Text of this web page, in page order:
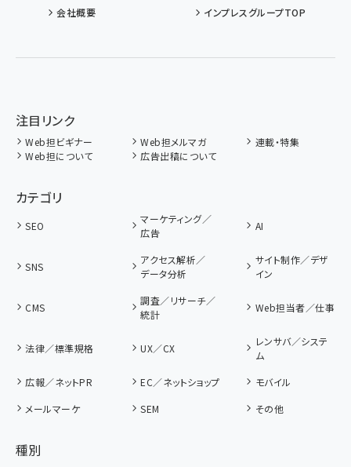
会社概要
インプレスグループTOP
注目リンク
Web担ビギナー Web担メルマガ
連載・特集
Web担について
広告出稿について
カテゴリ
SEO
マーケティング／
広告
AI
SNS
アクセス解析／
データ分析
サイト制作／デザ
イン
CMS
調査／リサーチ／
統計
Web担当者／仕事
法律／標準規格 UX／CX
レンサバ／システ
ム
広報／ネットPR
EC／ネットショップ
モバイル
メールマーケ
SEM その他
種別